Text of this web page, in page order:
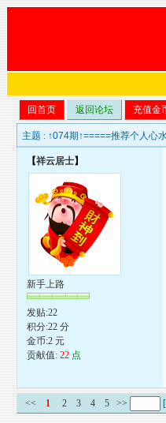
回首页 返回论坛 充值金
主题 : ↑074期↑=====推荐个人心
【祥云居士】
新手上路
发贴:22
积分:22 分
金币:2 元
贡献值:22 点
<< 1 2 3 4 5 >>